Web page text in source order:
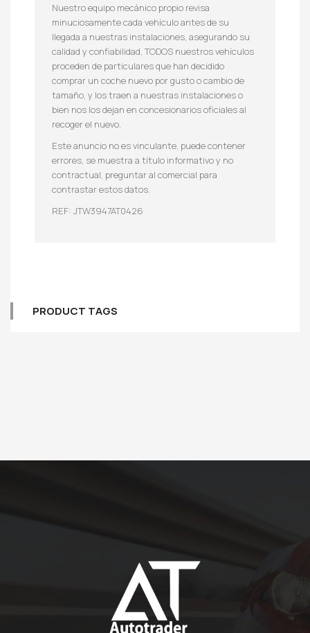
Nuestro equipo mecánico propio revisa
minuciosamente cada vehículo antes de su
llegada a nuestras instalaciones, asegurando su
calidad y confiabilidad, TODOS nuestros vehículos
proceden de particulares que han decidido
comprar un coche nuevo por gusto o cambio de
tamaño, y los traen a nuestras instalaciones o
bien nos los dejan en concesionarios oficiales al
recoger el nuevo.
Este anuncio no es vinculante, puede contener
errores, se muestra a título informativo y no
contractual, preguntar al comercial para
contrastar estos datos.
REF: JTW3947AT0426
PRODUCT TAGS